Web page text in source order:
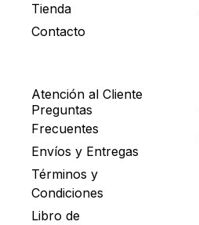
Tienda
Contacto
Atención al Cliente
Preguntas
Frecuentes
Envíos y Entregas
Términos y
Condiciones
Libro de